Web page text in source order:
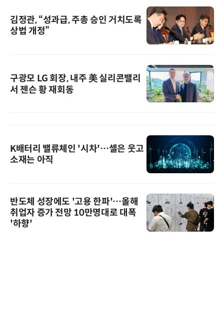
김정관, “성과급, 주총 승인 거치도록
상법 개정”
구광모 LG 회장, 내주 美 실리콘밸리
서 젠슨 황 재회동
K배터리 밸류체인 '시차'…셀은 웃고
소재는 아직
반도체 성장에도 '고용 한파'…올해
취업자 증가 전망 10만명대로 대폭
'하향'